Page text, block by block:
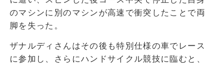
のマシンに別のマシンが高速で衝突したことで両
脚を失った。
ザナルディさんはその後も特別仕様の車でレース
に参加し、さらにハンドサイクル競技に臨むと、